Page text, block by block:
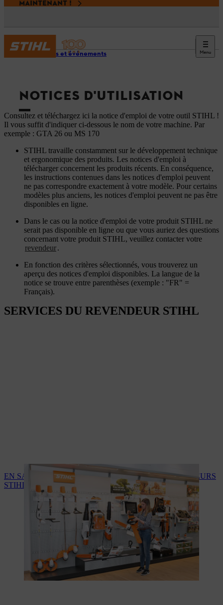
MAINTENANT !
Menu
Services et événements
NOTICES D'UTILISATION
Consultez et téléchargez ici la notice d'emploi de votre outil STIHL !
Il vous suffit d'indiquer ci-dessous le nom de votre machine. Par
exemple : GTA 26 ou MS 170
STIHL travaille constamment sur le développement technique
et ergonomique des produits. Les notices d'emploi à
télécharger concernent les produits récents. En conséquence,
les instructions contenues dans les notices d'emploi peuvent
ne pas correspondre exactement à votre modèle. Pour certains
modèles plus anciens, les notices d'emploi peuvent ne pas être
disponibles en ligne.
Dans le cas ou la notice d'emploi de votre produit STIHL ne
serait pas disponible en ligne ou que vous auriez des questions
concernant votre produit STIHL, veuillez contacter votre
revendeur.
En fonction des critères sélectionnés, vous trouverez un
aperçu des notices d'emploi disponibles. La langue de la
notice se trouve entre parenthèses (exemple : "FR" =
Français).
SERVICES DU REVENDEUR STIHL
EN SAVOIR PLUS SUR LES SERVICES DES REVENDEURS
STIHL